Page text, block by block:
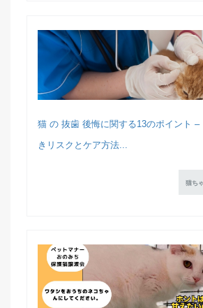
猫 の 抜歯 後悔に関する13のポイント –
きリスクとケア方法...
猫ち